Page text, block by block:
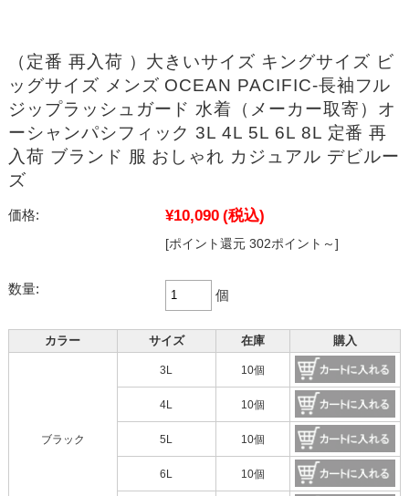
（定番 再入荷 ）大きいサイズ キングサイズ ビ
ッグサイズ メンズ OCEAN PACIFIC-長袖フル
ジップラッシュガード 水着（メーカー取寄）オ
ーシャンパシフィック 3L 4L 5L 6L 8L 定番 再
入荷 ブランド 服 おしゃれ カジュアル デビルー
ズ
価格: ¥10,090 (税込)
[ポイント還元 302ポイント～]
数量: 個
カラー サイズ 在庫 購入
ブラック
3L 10個
4L 10個
5L 10個
6L 10個